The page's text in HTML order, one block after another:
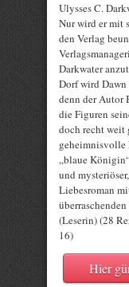
Ulysses C.
Nur wird er mit
den Verlag
Darkwater
Dorf wird
denn der Autor
die Figuren
doch recht weit
geheimnisvolle
„blaue
und
Liebesroman
(Leserin) (28
16)
Hier